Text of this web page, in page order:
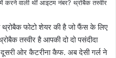
थ्रोबैक फोटो शेयर की है जो फैंस के लिए
तस्वीर है आपकी दो दो पसंदीदा
ओर कैटरीना कैफ. अब देसी गर्ल ने